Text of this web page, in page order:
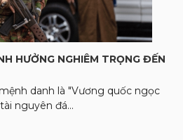
HƯỞNG NGHIÊM TRỌNG ĐẾN
danh là "Vương quốc ngọc
nguyên đá...